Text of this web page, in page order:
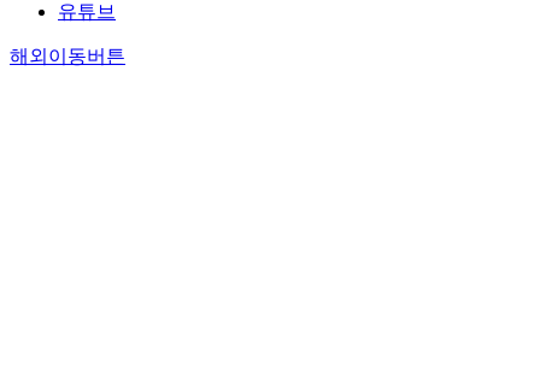
유튜브
해외이동버튼